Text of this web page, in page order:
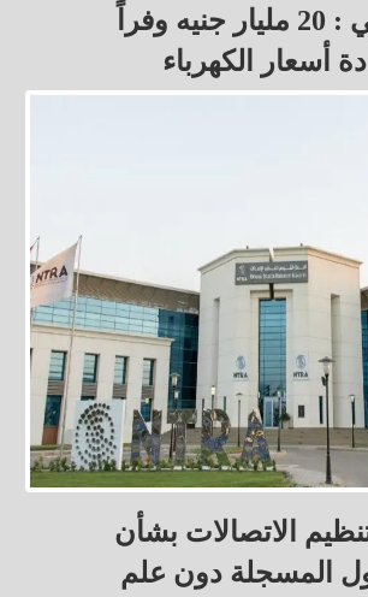
مسؤول حكومي : 20 مليار جنيه وفراً
أسعار الكهرباء
الاتصالات بشأن
المسجلة دون علم